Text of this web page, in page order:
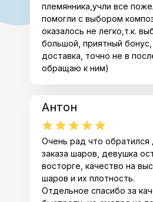
племянника,учли все
помогли с выбором
оказалось не легко,т.к.
большой, приятный бонус,
доставка, точно не в
обращаю к ним)
Очень рад что обратился
заказа шаров, девушка
восторге, качество на
шаров и их плотность.
Отдельное спасибо за
Антон